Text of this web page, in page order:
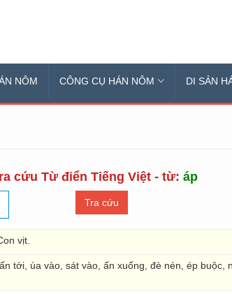
NÔM CÔNG CỤ HÁN NÔM DI SẢN
cứu Từ điển Tiếng Việt - từ: áp
vịt.
tới, ùa vào, sát vào, ấn xuống, đè nén, ép buộc,